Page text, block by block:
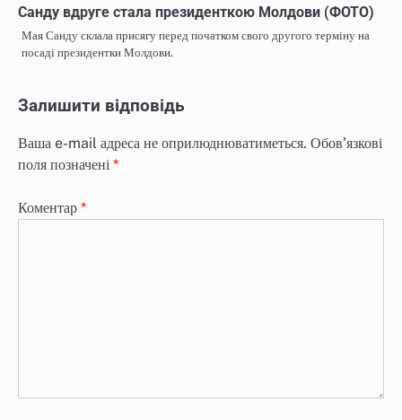
Санду вдруге стала президенткою Молдови (ФОТО)
Мая Санду склала присягу перед початком свого другого терміну на
посаді президентки Молдови.
Залишити відповідь
Ваша e-mail адреса не оприлюднюватиметься. Обов’язкові
поля позначені *
Коментар *